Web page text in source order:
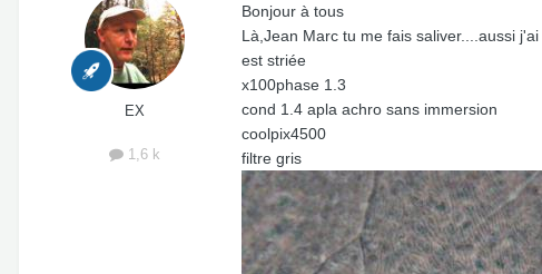
EX
1,6 k
Bonjour à tous
Là,Jean Marc tu me fais saliver....aussi
est striée
x100phase 1.3
cond 1.4 apla achro sans immersion
coolpix4500
filtre gris